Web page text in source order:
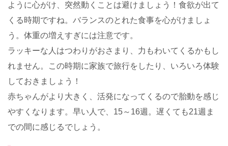
ように心がけ、突然動くことは避けましょう！食欲が出て
くる時期ですね。バランスのとれた食事を心がけましょ
う。体重の増えすぎには注意です。
ラッキーな人はつわりがおさまり、力もわいてくるかもし
れません。この時期に家族で旅行をしたり、いろいろ体験
しておきましょう！
赤ちゃんがより大きく、活発になってくるので胎動を感じ
やすくなります。早い人で、15～16週。遅くても21週ま
での間に感じるでしょう。